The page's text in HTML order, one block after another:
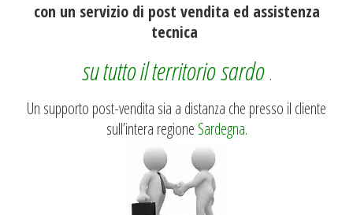
con un servizio di post vendita ed assistenza
tecnica
su tutto il territorio sardo .
Un supporto post-vendita sia a distanza che presso il cliente
sull’intera regione Sardegna.